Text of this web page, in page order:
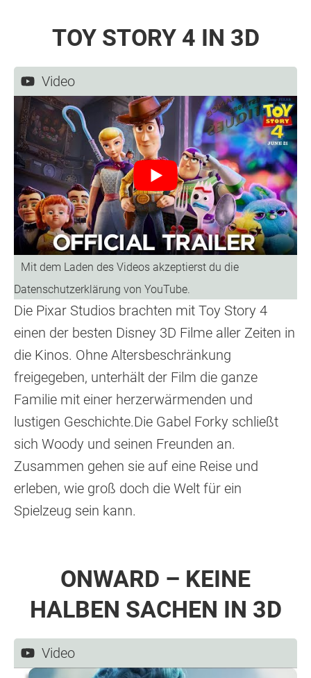
TOY STORY 4 IN 3D
Video
Die Pixar Studios brachten mit Toy Story 4
einen der besten Disney 3D Filme aller Zeiten in
die Kinos. Ohne Altersbeschränkung
freigegeben, unterhält der Film die ganze
Familie mit einer herzerwärmenden und
lustigen Geschichte.Die Gabel Forky schließt
sich Woody und seinen Freunden an.
Zusammen gehen sie auf eine Reise und
erleben, wie groß doch die Welt für ein
Spielzeug sein kann.
ONWARD – KEINE
HALBEN SACHEN IN 3D
Video